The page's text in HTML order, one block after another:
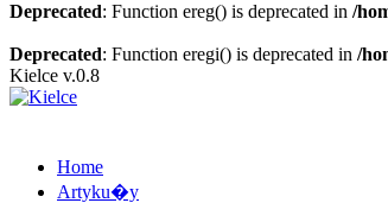
Deprecated: Function ereg() is deprecated in /
Deprecated: Function eregi() is deprecated in /
Kielce v.0.8
Home
Artyku�y